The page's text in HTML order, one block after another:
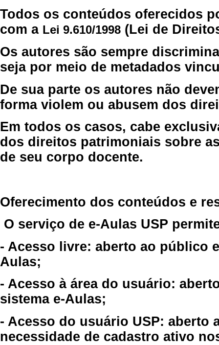
Todos os conteúdos oferecidos
com a Lei 9.610/1998 (Lei de
Os autores são sempre
seja por meio de metadados
De sua parte os autores não
forma violem ou abusem dos
Em todos os casos, cabe
dos direitos patrimoniais sobre
de seu corpo docente.
Oferecimento dos conteúdos e
O serviço de e-Aulas USP
- Acesso livre: aberto ao público
Aulas;
- Acesso à área do usuário:
sistema e-Aulas;
- Acesso do usuário USP: aberto
necessidade de cadastro ativo